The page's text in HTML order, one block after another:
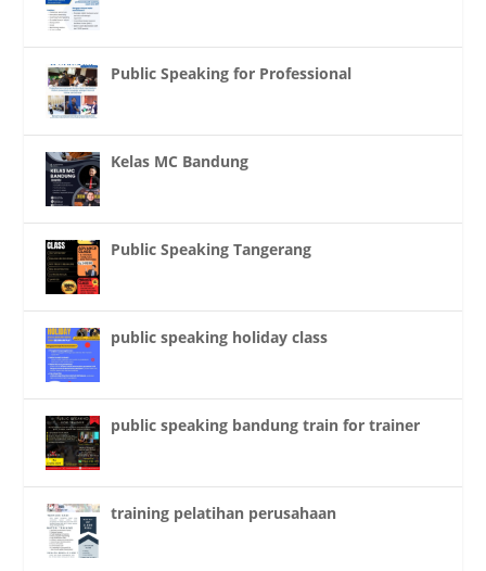
Public Speaking for Professional
Kelas MC Bandung
Public Speaking Tangerang
public speaking holiday class
public speaking bandung train for trainer
training pelatihan perusahaan